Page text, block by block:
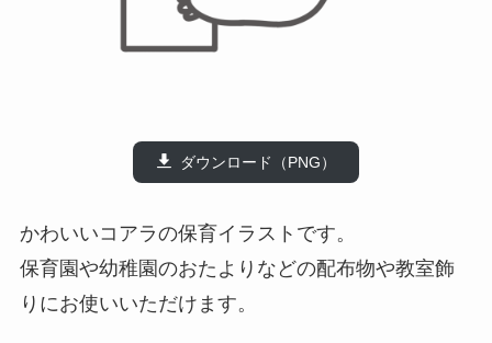
ダウンロード（PNG）
かわいいコアラの保育イラストです。
保育園や幼稚園のおたよりなどの配布物や教室飾
りにお使いいただけます。